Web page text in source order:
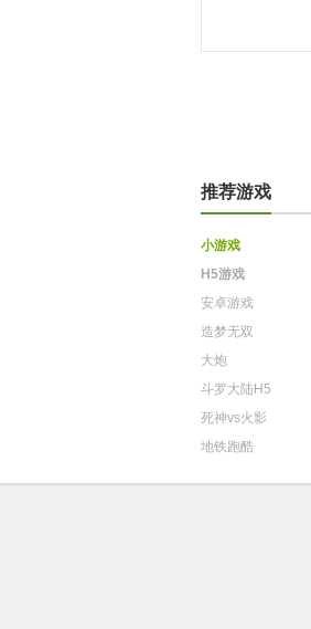
推荐游戏
小游戏
H5游戏
安卓游戏
造梦无双
大炮
斗罗大陆H5
死神vs火影
地铁跑酷